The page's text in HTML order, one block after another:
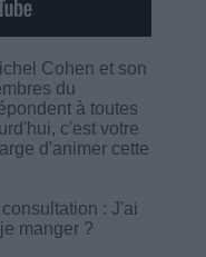
Cohen et son
du
à toutes
c'est votre
d'animer cette
: J'ai
manger ?